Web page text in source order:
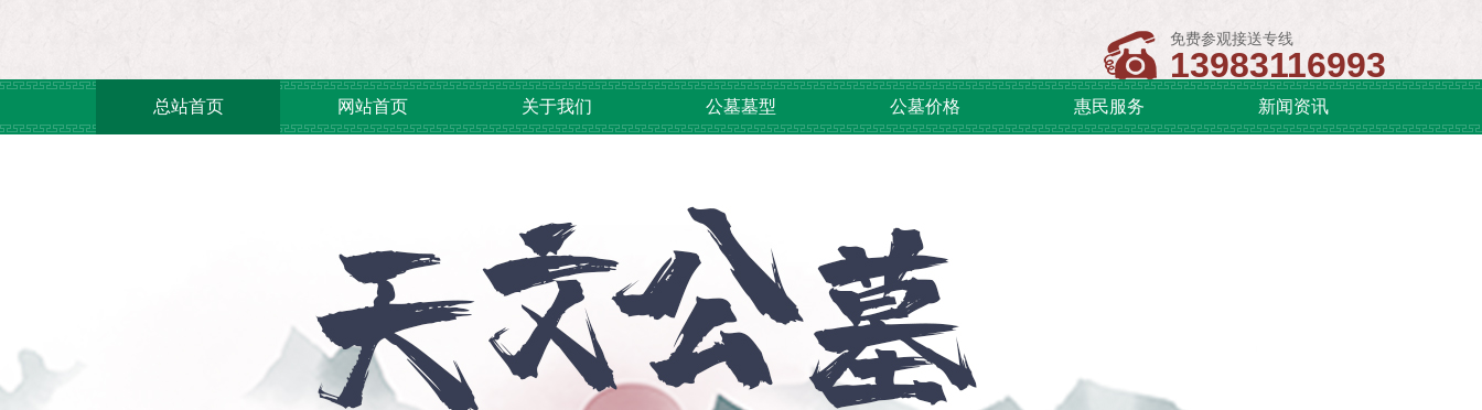
免费参观接送专线
13983116993
总站首页 网站首页 关于我们 公墓墓型 公墓价格 惠民服务 新闻资讯